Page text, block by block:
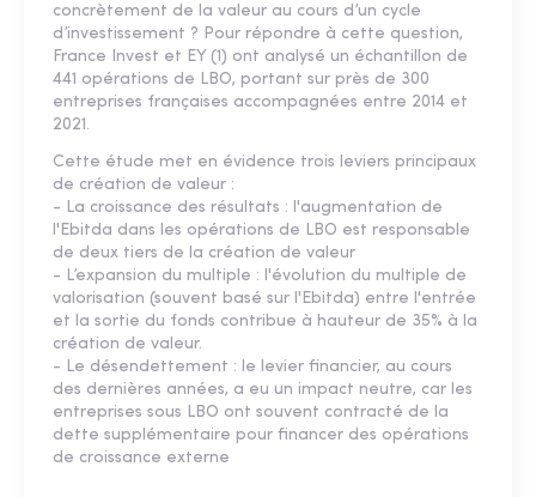
concrètement de la valeur au cours d’un cycle
d’investissement ? Pour répondre à cette question,
France Invest et EY (1) ont analysé un échantillon de
441 opérations de LBO, portant sur près de 300
entreprises françaises accompagnées entre 2014 et
2021.
Cette étude met en évidence trois leviers principaux
de création de valeur :
- La croissance des résultats : l'augmentation de
l'Ebitda dans les opérations de LBO est responsable
de deux tiers de la création de valeur
- L’expansion du multiple : l'évolution du multiple de
valorisation (souvent basé sur l'Ebitda) entre l'entrée
et la sortie du fonds contribue à hauteur de 35% à la
création de valeur.
- Le désendettement : le levier financier, au cours
des dernières années, a eu un impact neutre, car les
entreprises sous LBO ont souvent contracté de la
dette supplémentaire pour financer des opérations
de croissance externe